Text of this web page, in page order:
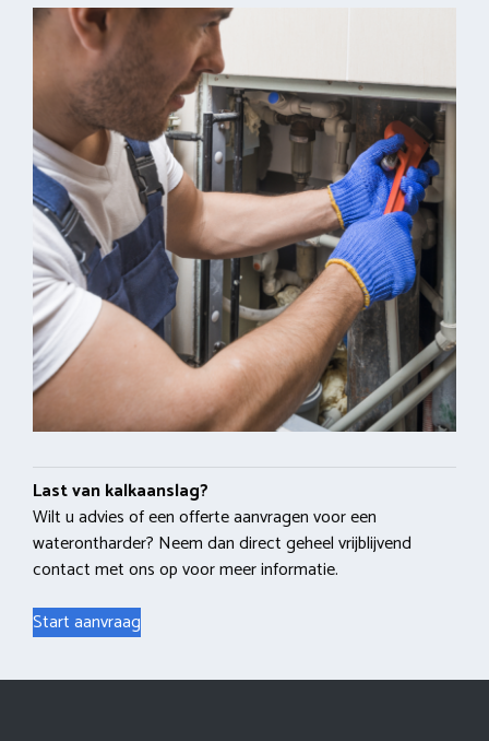
Last van kalkaanslag?
Wilt u advies of een offerte aanvragen voor een
waterontharder? Neem dan direct geheel vrijblijvend
contact met ons op voor meer informatie.
Start aanvraag